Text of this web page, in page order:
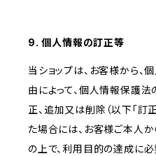
9. 個人情報の訂正等
当ショップは、お客様から
由によって、個人情報保護
正、追加又は削除（以下「訂
た場合には、お客様ご本人
の上で、利用目的の達成に